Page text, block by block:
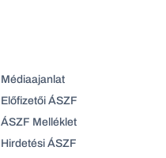
Médiaajanlat
Előfizetői ÁSZF
ÁSZF Melléklet
Hirdetési ÁSZF